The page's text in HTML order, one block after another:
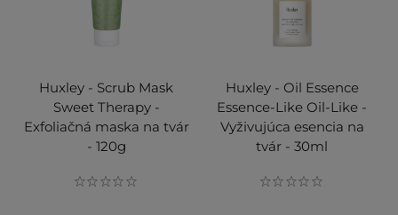
Huxley - Scrub Mask
Sweet Therapy -
Exfoliačná maska na tvár
- 120g
Huxley - Oil Essence
Essence-Like Oil-Like -
Vyživujúca esencia na
tvár - 30ml